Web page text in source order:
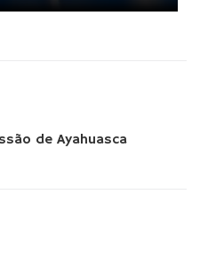
de Ayahuasca